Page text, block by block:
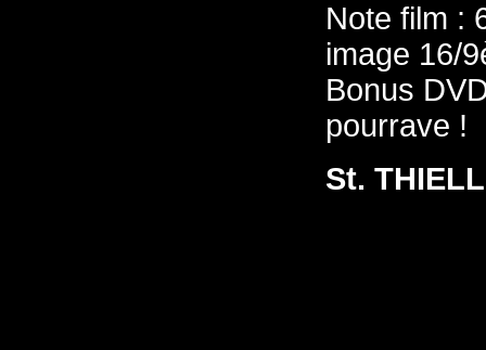
Note film :
image 16/
Bonus
pourrave !
St.